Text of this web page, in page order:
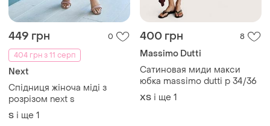
449 грн
0
404 грн з 11 серп
Next
Спідниця жіноча міді з
розрізом next s
S і ще 1
400 грн 8
Massimo Dutti
Сатиновая миди макси
юбка massimo dutti p 34/36
ХS і ще 1